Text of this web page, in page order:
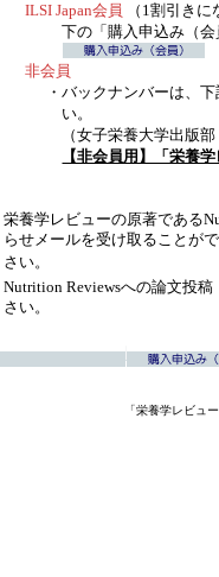
ILSI Japan会員
（1割引き
下の「購入申込み（
非会員
・バックナンバーは、
い。
（女子栄養大学出版
【非会員用】「栄養
栄養学レビューの原著である
らせメールを受け取ることが
さい。
Nutrition Reviewsへの論文投
さい。
「栄養学レビュ